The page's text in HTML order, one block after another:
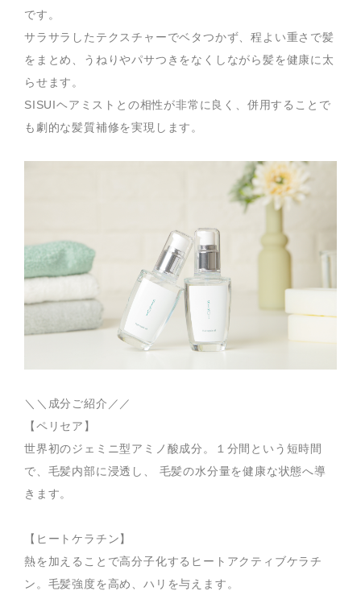
です。
サラサラしたテクスチャーでベタつかず、程よい重さで髪
をまとめ、うねりやパサつきをなくしながら髪を健康に太
らせます。
SISUIヘアミストとの相性が非常に良く、併用することで
も劇的な髪質補修を実現します。
＼＼成分ご紹介／／
【ペリセア】
世界初のジェミニ型アミノ酸成分。１分間という短時間
で、毛髪内部に浸透し、 毛髪の水分量を健康な状態へ導
きます。
【ヒートケラチン】
熱を加えることで高分子化するヒートアクティブケラチ
ン。毛髪強度を高め、ハリを与えます。